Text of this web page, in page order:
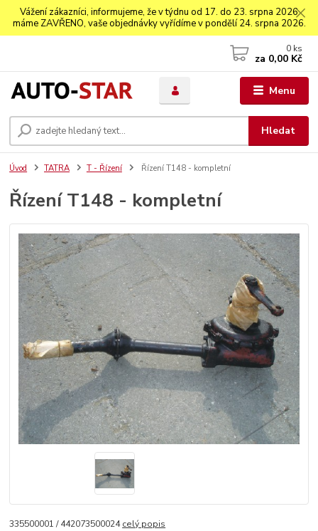
Vážení zákazníci, informujeme, že v týdnu od 17. do 23. srpna 2026
máme ZAVŘENO, vaše objednávky vyřídíme v pondělí 24. srpna 2026.
Menu
Hledat
0 ks
za 0,00 Kč
Úvod TATRA T - Řízení Řízení T148 - kompletní
Řízení T148 - kompletní
335500001 / 442073500024celý popis